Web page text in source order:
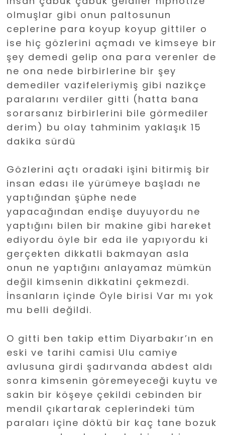
olmuşlar gibi onun paltosunun
ceplerine para koyup koyup gittiler o
ise hiç gözlerini açmadı ve kimseye bir
şey demedi gelip ona para verenler de
ne ona nede birbirlerine bir şey
demediler vazifeleriymiş gibi nazikçe
paralarını verdiler gitti (hatta bana
sorarsanız birbirlerini bile görmediler
derim) bu olay tahminim yaklaşık 15
dakika sürdü
Gözlerini açtı oradaki işini bitirmiş bir
insan edası ile yürümeye başladı ne
yaptığından şüphe nede
yapacağından endişe duyuyordu ne
yaptığını bilen bir makine gibi hareket
ediyordu öyle bir eda ile yapıyordu ki
gerçekten dikkatli bakmayan asla
onun ne yaptığını anlayamaz mümkün
değil kimsenin dikkatini çekmezdi.
İnsanların içinde Öyle birisi Var mı yok
mu belli değildi.
O gitti ben takip ettim Diyarbakır’ın en
eski ve tarihi camisi Ulu camiye
avlusuna girdi şadırvanda abdest aldı
sonra kimsenin göremeyeceği kuytu ve
sakin bir köşeye çekildi cebinden bir
mendil çıkartarak ceplerindeki tüm
paraları içine döktü bir kaç tane bozuk